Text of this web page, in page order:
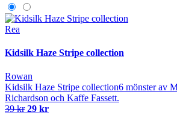
Rea
Kidsilk Haze Stripe collection
Rowan
Kidsilk Haze Stripe collection6 mönster av
Richardson och Kaffe Fassett.
39 kr 29 kr